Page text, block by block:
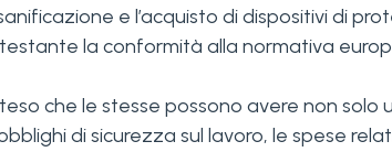
e l’acquisto di dispositivi di
la conformità alla normativa
che le stesse possono avere non
di sicurezza sul lavoro, le spese